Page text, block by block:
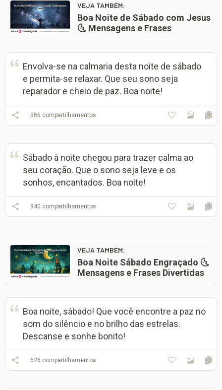
VEJA TAMBÉM:
Boa Noite de Sábado com Jesus
🌜 Mensagens e Frases
Envolva-se na calmaria desta noite de sábado
e permita-se relaxar. Que seu sono seja
reparador e cheio de paz. Boa noite!
586 compartilhamentos
Sábado à noite chegou para trazer calma ao
seu coração. Que o sono seja leve e os
sonhos, encantados. Boa noite!
940 compartilhamentos
VEJA TAMBÉM:
Boa Noite Sábado Engraçado 🌜
Mensagens e Frases Divertidas
Boa noite, sábado! Que você encontre a paz no
som do silêncio e no brilho das estrelas.
Descanse e sonhe bonito!
626 compartilhamentos